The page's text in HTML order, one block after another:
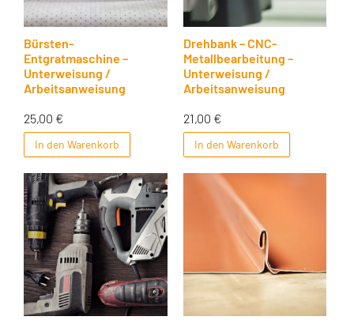
Bürsten-
Entgratmaschine –
Unterweisung /
Arbeitsanweisung
25,00 €
In den Warenkorb
Drehbank – CNC-
Metallbearbeitung –
Unterweisung /
Arbeitsanweisung
21,00 €
In den Warenkorb